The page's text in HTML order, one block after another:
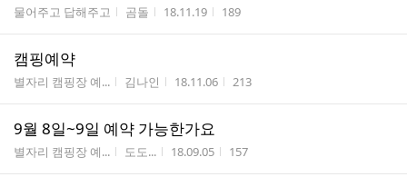
게시판명
물어주고 답해주고 작성자
곰돌 작성시간
18.11.19 조회수
189
캠핑예약
게시판명
별자리 캠핑장 예... 작성자
김나인 작성시간
18.11.06 조회수
213
9월 8일~9일 예약 가능한가요
게시판명
별자리 캠핑장 예... 작성자
도도... 작성시간
18.09.05 조회수
157